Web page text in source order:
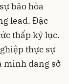
bão hòa
lead. Đặc
thấp kỷ lục.
thực sự
mình đang sở